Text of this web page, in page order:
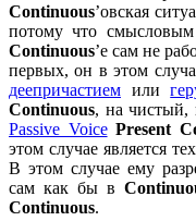
Continuous’овская
потому что
Continuous’е сам не
первых, он в этом
деепричастием или
Continuous, на чистый,
Passive Voice Present
этом случае является
В этом случае ему
сам как бы в
Continuous.